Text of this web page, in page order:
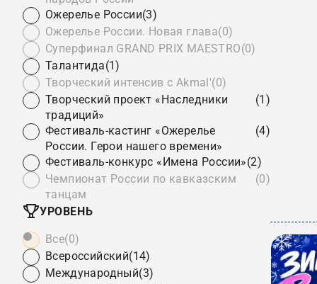
Ожерелье России(3)
Ожерелье России. Новая глава(0)
Суперфинал GRAND PRIX MAESTRO(0)
Талантида(1)
Творческий интенсив с Akmal'(0)
Творческий проект «Наследники
традиций»
(1)
Фестиваль-кастинг «Ожерелье
России. Герои нашего времени»
(4)
Фестиваль-конкурс «Имена России»(2)
Чемпионат России по кавказским
танцам
(0)
УРОВЕНЬ
Все(0)
Всероссийский(14)
Международный(3)